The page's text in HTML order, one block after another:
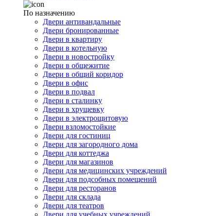
По назначению
Двери антивандальные
Двери бронированные
Двери в квартиру
Двери в котельную
Двери в новостройку
Двери в общежитие
Двери в общий коридор
Двери в офис
Двери в подвал
Двери в сталинку
Двери в хрущевку
Двери в электрощитовую
Двери взломостойкие
Двери для гостиниц
Двери для загородного дома
Двери для коттеджа
Двери для магазинов
Двери для медицинских учреждений
Двери для подсобных помещений
Двери для ресторанов
Двери для склада
Двери для театров
Двери для учебных учреждений